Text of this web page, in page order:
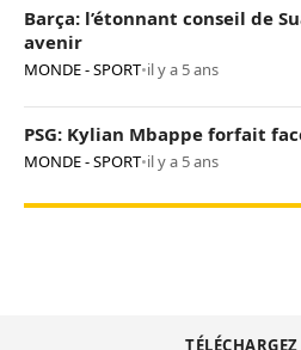
Barça: l’étonnant conseil de
avenir
MONDE - SPORT•il y a 5 ans
PSG: Kylian Mbappe forfait
MONDE - SPORT•il y a 5 ans
TÉLÉCHARGEZ